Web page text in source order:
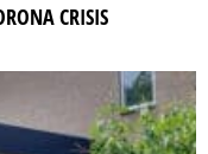
CRISIS